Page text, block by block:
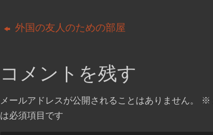
外国の友人のための部屋
コメントを残す
メールアドレスが公開されることはありません。 ※
は必須項目です